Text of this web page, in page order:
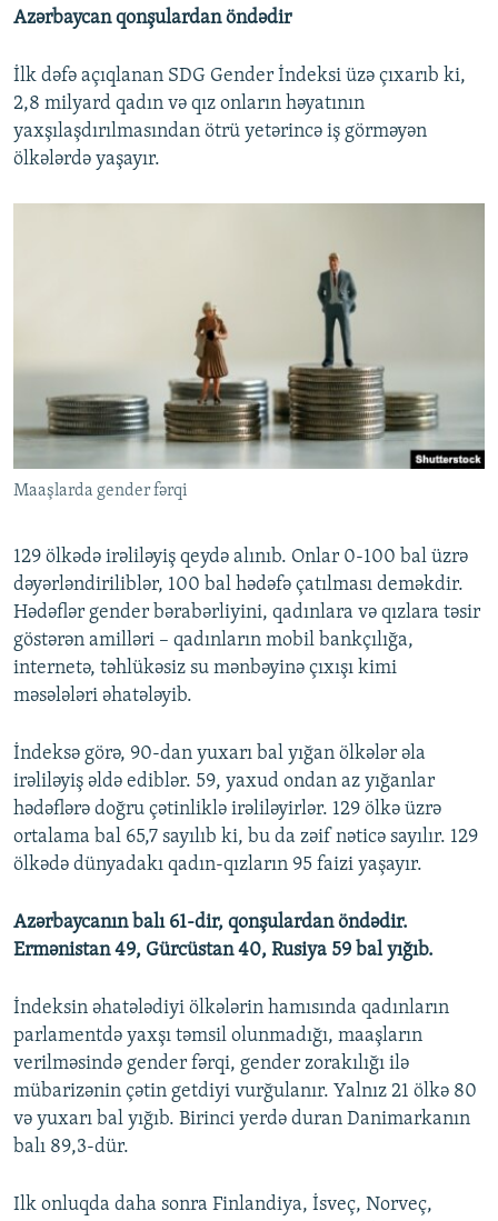
Azərbaycan qonşulardan öndədir
İlk dəfə açıqlanan SDG Gender İndeksi üzə çıxarıb ki,
2,8 milyard qadın və qız onların həyatının
yaxşılaşdırılmasından ötrü yetərincə iş görməyən
ölkələrdə yaşayır.
Maaşlarda gender fərqi
129 ölkədə irəliləyiş qeydə alınıb. Onlar 0-100 bal üzrə
dəyərləndiriliblər, 100 bal hədəfə çatılması deməkdir.
Hədəflər gender bərabərliyini, qadınlara və qızlara təsir
göstərən amilləri – qadınların mobil bankçılığa,
internetə, təhlükəsiz su mənbəyinə çıxışı kimi
məsələləri əhatələyib.
İndeksə görə, 90-dan yuxarı bal yığan ölkələr əla
irəliləyiş əldə ediblər. 59, yaxud ondan az yığanlar
hədəflərə doğru çətinliklə irəliləyirlər. 129 ölkə üzrə
ortalama bal 65,7 sayılıb ki, bu da zəif nəticə sayılır. 129
ölkədə dünyadakı qadın-qızların 95 faizi yaşayır.
Azərbaycanın balı 61-dir, qonşulardan öndədir.
Ermənistan 49, Gürcüstan 40, Rusiya 59 bal yığıb.
İndeksin əhatələdiyi ölkələrin hamısında qadınların
parlamentdə yaxşı təmsil olunmadığı, maaşların
verilməsində gender fərqi, gender zorakılığı ilə
mübarizənin çətin getdiyi vurğulanır. Yalnız 21 ölkə 80
və yuxarı bal yığıb. Birinci yerdə duran Danimarkanın
balı 89,3-dür.
Ilk onluqda daha sonra Finlandiya, İsveç, Norveç,